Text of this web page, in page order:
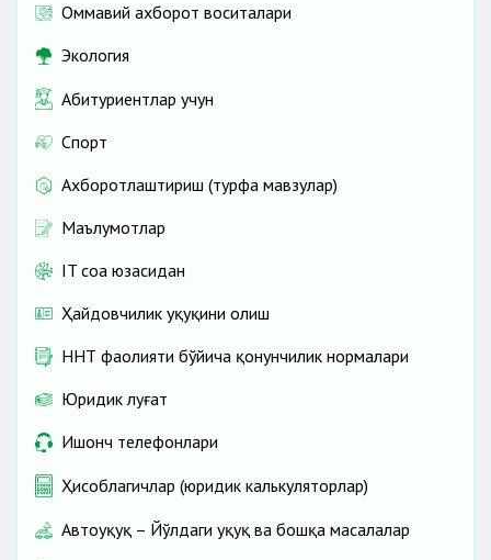
Оммавий ахборот воситалари
Экология
Абитуриентлар учун
Спорт
Ахборотлаштириш (турфа мавзулар)
Маълумотлар
IT соҳа юзасидан
Ҳайдовчилик ҳуқуқини олиш
ННТ фаолияти бўйича қонунчилик нормалари
Юридик луғат
Ишонч телефонлари
Ҳисоблагичлар (юридик калькуляторлар)
Автоҳуқуқ – Йўлдаги ҳуқуқ ва бошқа масалалар